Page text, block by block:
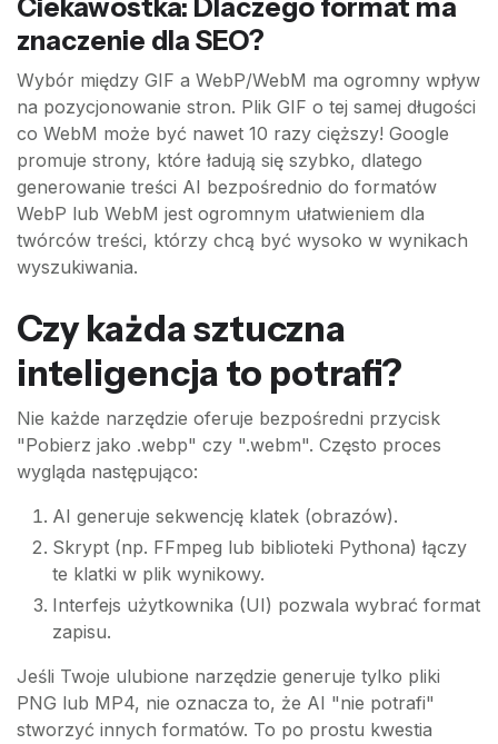
Ciekawostka: Dlaczego format ma
znaczenie dla SEO?
Wybór między GIF a WebP/WebM ma ogromny wpływ
na pozycjonowanie stron. Plik GIF o tej samej długości
co WebM może być nawet 10 razy cięższy! Google
promuje strony, które ładują się szybko, dlatego
generowanie treści AI bezpośrednio do formatów
WebP lub WebM jest ogromnym ułatwieniem dla
twórców treści, którzy chcą być wysoko w wynikach
wyszukiwania.
Czy każda sztuczna
inteligencja to potrafi?
Nie każde narzędzie oferuje bezpośredni przycisk
"Pobierz jako .webp" czy ".webm". Często proces
wygląda następująco:
AI generuje sekwencję klatek (obrazów).
Skrypt (np. FFmpeg lub biblioteki Pythona) łączy
te klatki w plik wynikowy.
Interfejs użytkownika (UI) pozwala wybrać format
zapisu.
Jeśli Twoje ulubione narzędzie generuje tylko pliki
PNG lub MP4, nie oznacza to, że AI "nie potrafi"
stworzyć innych formatów. To po prostu kwestia